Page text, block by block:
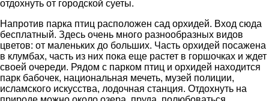
отдохнуть от городской суеты.
Напротив парка птиц расположен сад орхидей. Вход сюда
бесплатный. Здесь очень много разнообразных видов
цветов: от маленьких до больших. Часть орхидей посажена
в клумбах, часть из них пока еще растет в горшочках и ждет
своей очереди. Рядом с парком птиц и орхидей находится
парк бабочек, национальная мечеть, музей полиции,
исламского искусства, лодочная станция. Отдохнуть на